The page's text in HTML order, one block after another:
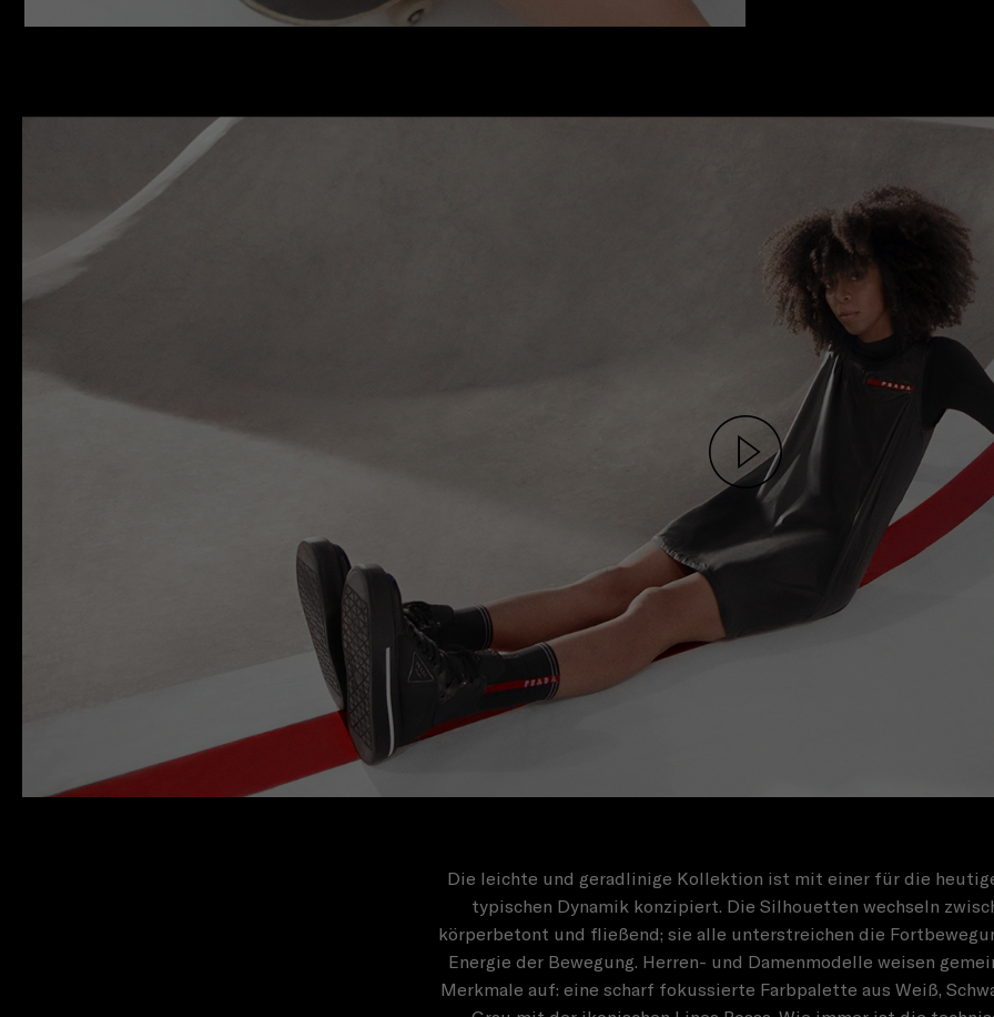
Die leichte und geradlinige Kollektion ist mit einer für die
typischen Dynamik konzipiert. Die Silhouetten wechseln
körperbetont und fließend; sie alle unterstreichen die
Energie der Bewegung. Herren- und Damenmodelle weisen
Merkmale auf: eine scharf fokussierte Farbpalette aus Weiß,